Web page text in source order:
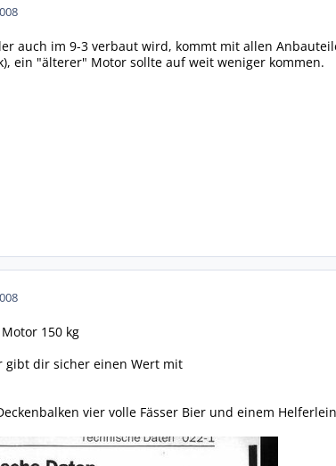
auch im 9-3 verbaut wird, kommt mit allen
ein "älterer" Motor sollte auf weit weniger kommen.
150 kg
gibt dir sicher einen Wert mit
vier volle Fässer Bier und einem